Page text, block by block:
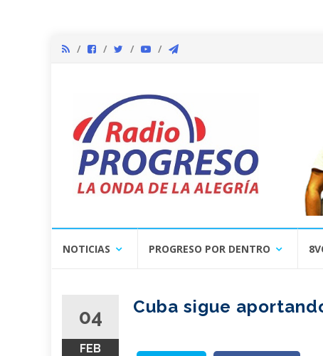
NOTICIAS PROGRESO POR DENTRO
04
FEB
Cuba sigue